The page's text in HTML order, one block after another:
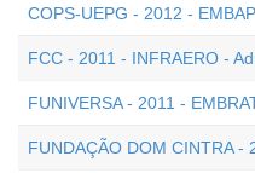
COPS-UEPG - 2012 -
FCC - 2011 - INFRAERO -
FUNIVERSA - 2011 -
FUNDAÇÃO DOM CINTRA -